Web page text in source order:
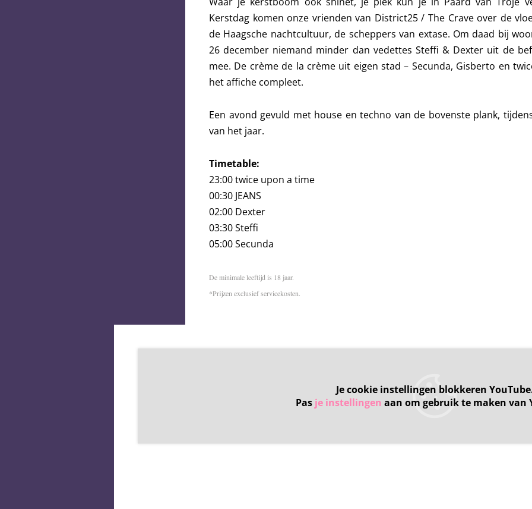
Kerstdag komen onze vrienden van District25 / The Crave over de
de Haagsche nachtcultuur, de scheppers van extase. Om daad bij
26 december niemand minder dan vedettes Steffi & Dexter uit de
mee. De crème de la crème uit eigen stad – Secunda, Gisberto en
het affiche compleet.
Een avond gevuld met house en techno van de bovenste plank,
van het jaar.
Timetable:
23:00 twice upon a time
00:30 JEANS
02:00 Dexter
03:30 Steffi
05:00 Secunda
De minimale leeftijd is 18 jaar.
*Prijzen exclusief servicekosten.
Je cookie instellingen blokkeren
Pas je instellingen aan om gebruik te maken van